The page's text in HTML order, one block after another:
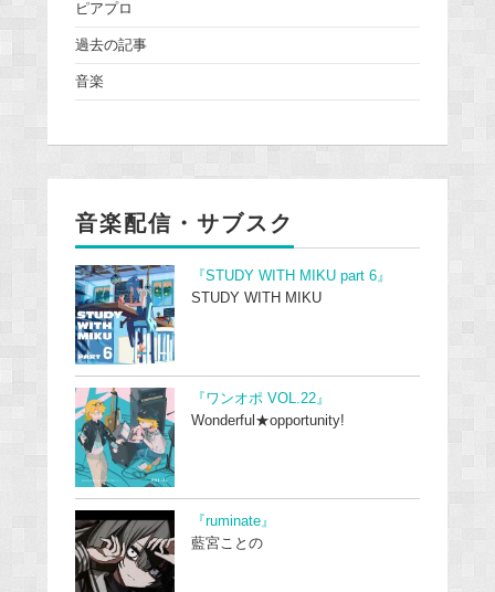
ピアプロ
過去の記事
音楽
音楽配信・サブスク
『STUDY WITH MIKU part 6』
STUDY WITH MIKU
『ワンオポ VOL.22』
Wonderful★opportunity!
『ruminate』
藍宮ことの